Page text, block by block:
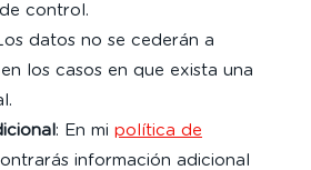
control.
datos no se cederán a
los casos en que exista una
: En mi política de
información adicional